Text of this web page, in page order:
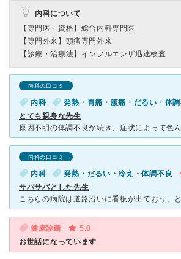
内科について
【専門医・資格】 総合内科専門医
【専門外来】 頭痛専門外来
【診療・治療法】 インフルエンザ迅速検査
内科の口コミ
内科 発熱・胃痛・腹痛・だるい・体
とても親身な先生
内科の口コミ
内科 発熱・だるい・冷え・体調不良
サバサバとした先生
健康診断
5.0
お世話になっています